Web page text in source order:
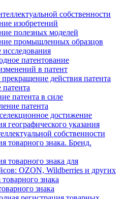
собственности
изобретений
полезных моделей
промышленных образцов
патентование
в патент
действия патента
патента в силе
патента
достижение
географического указания
собственности
товарного знака. Бренд.
товарного знака для
OZON, Wildberries и других
товарного знака
знака